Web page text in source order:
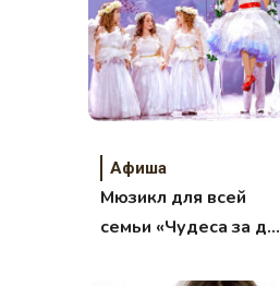
Афиша
Мюзикл для всей
семьи «Чудеса за два